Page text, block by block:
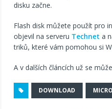
disku začne.
Flash disk můžete použít pro
objevil na serveru Technet a
triků, které vám pomohou si
A v dalších článcích už se
DOWNLOAD